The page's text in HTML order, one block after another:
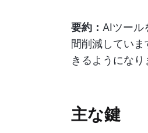
要約： AIツール
間削減してい
きるようになり
主な鍵